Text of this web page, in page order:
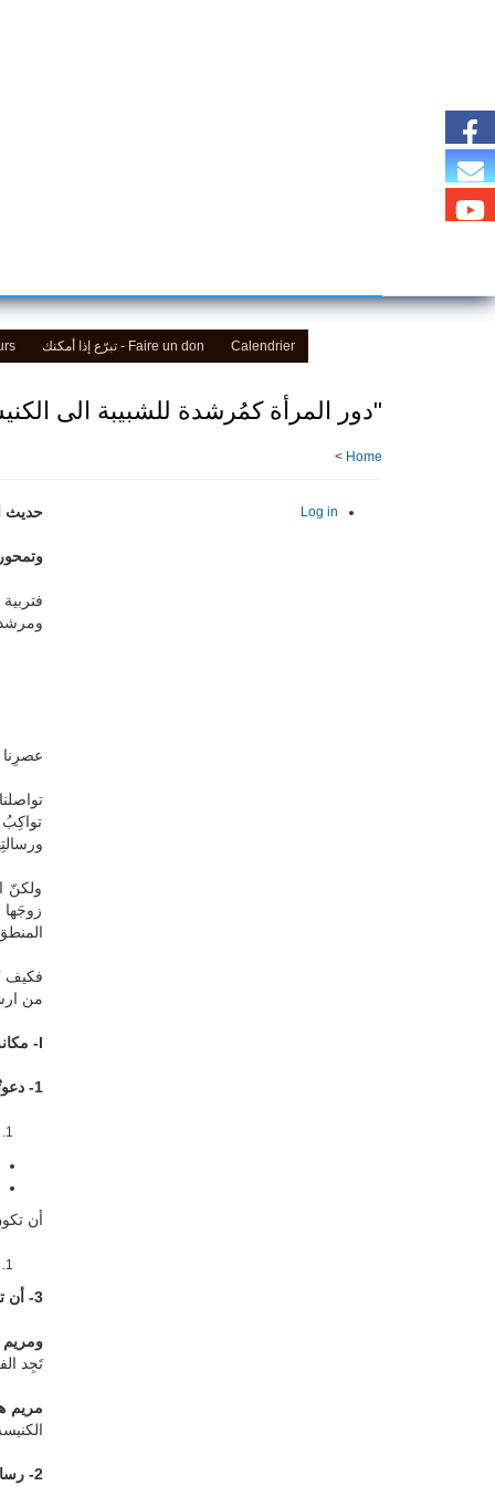
Faire un don - تبرّع إذا أمكنك Calendrier
"دور المرأة كمُرشدة للشبيبة الى
Home
>
حديث
عصرِنا
ولكنّ
فكيف
من
I
-
1- دعوتُها
أن
3- أن تتخذ مريم كمثالها الاسمى
ومريم
تَجِد
مريم
2- رسالتُـها
Log in